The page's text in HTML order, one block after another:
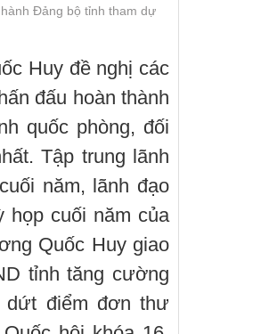
Đảng bộ tỉnh tham dự
Huy đề nghị các
đấu hoàn thành
quốc phòng, đối
Tập trung lãnh
năm, lãnh đạo
họp cuối năm của
Quốc Huy giao
tỉnh tăng cường
dứt điểm đơn thư